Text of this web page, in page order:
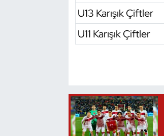
U13 Karışık Çiftler
U11 Karışık Çiftler